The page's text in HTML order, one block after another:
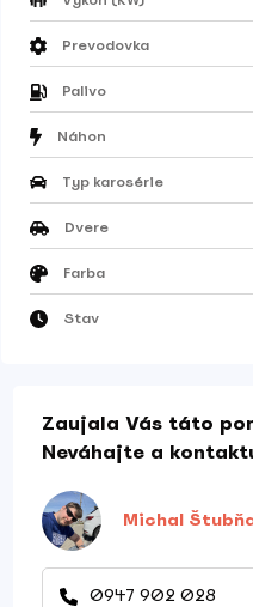
Prevodovka
Palivo
Náhon
Typ karosérie
Dvere
Farba
Stav
Zaujala Vás táto
Neváhajte a
Michal
0947 902 028